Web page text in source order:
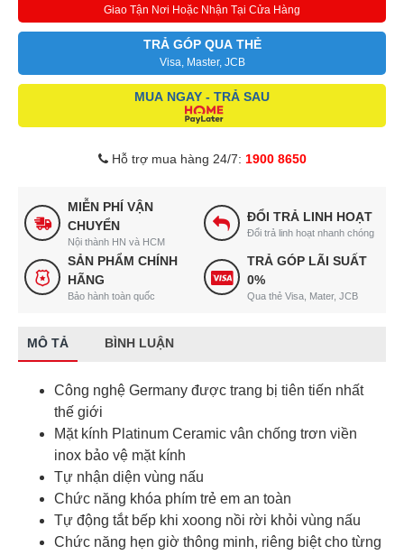
Điện áp: 220-240V/50-60Hz
Công suất lò trái: 2400W – Booster 2800W
Công suất lò phải: 2400W – Booster 2800W
Kích thước mặt kính: 740 x 430mm
Kích thước cắt đá: 680 x 380mm
Có chế độ đun liu diu, bo vát 4 cạnh.
Giao Tận Nơi Hoặc Nhận Tại Cửa Hàng
TRẢ GÓP QUA THẺ
Visa, Master, JCB
MUA NGAY - TRẢ SAU
Hỗ trợ mua hàng 24/7: 1900 8650
MIỄN PHÍ VẬN
CHUYỂN
Nội thành HN và HCM
ĐỔI TRẢ LINH HOẠT
Đổi trả linh hoạt nhanh chóng
SẢN PHẨM CHÍNH
HÃNG
Bảo hành toàn quốc
TRẢ GÓP LÃI SUẤT
0%
Qua thẻ Visa, Mater, JCB
MÔ TẢ BÌNH LUẬN
Công nghệ Germany được trang bị tiên tiến nhất
thế giới
Mặt kính Platinum Ceramic vân chống trơn viền
inox bảo vệ mặt kính
Tự nhận diện vùng nấu
Chức năng khóa phím trẻ em an toàn
Tự động tắt bếp khi xoong nồi rời khỏi vùng nấu
Chức năng hẹn giờ thông minh, riêng biệt cho từng